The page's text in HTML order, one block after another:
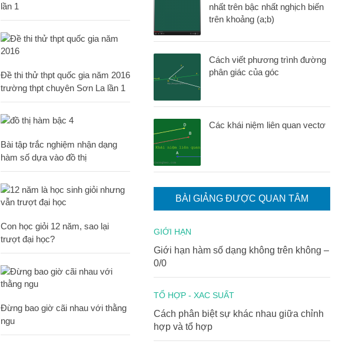
nhất trên bậc nhất nghịch biến
trên khoảng (a;b)
Cách viết phương trình đường
phân giác của góc
Các khái niệm liên quan vectơ
BÀI GIẢNG ĐƯỢC QUAN TÂM
GIỚI HẠN
Giới hạn hàm số dạng không trên không –
0/0
TỔ HỢP - XAC SUẤT
Cách phân biệt sự khác nhau giữa chỉnh
hợp và tổ hợp
lần 1
Đề thi thử thpt quốc gia năm 2016
trường thpt chuyên Sơn La lần 1
Bài tập trắc nghiệm nhận dạng
hàm số dựa vào đồ thị
Con học giỏi 12 năm, sao lại
trượt đại học?
Đừng bao giờ cãi nhau với thằng
ngu